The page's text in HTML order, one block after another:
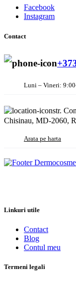
Facebook
Instagram
Contact
Luni – Vineri:
str.
Chisinau, MD-2060,
Arata pe harta
Linkuri utile
Contact
Blog
Contul meu
Termeni legali